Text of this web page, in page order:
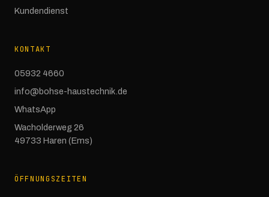
Kundendienst
KONTAKT
05932 4660
info@bohse-haustechnik.de
WhatsApp
Wacholderweg 26
49733 Haren (Ems)
ÖFFNUNGSZEITEN